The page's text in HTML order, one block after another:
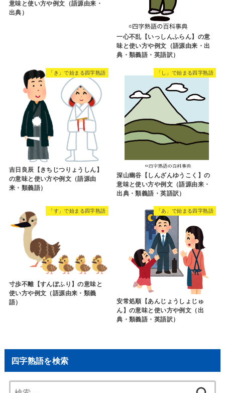
意味と使い方や例文（語源由来・
出典）
一心不乱【いっしんふらん】の意
味と使い方や例文（語源由来・出
典・類義語・英語訳）
「き」で始まる四字熟語
吉日良辰【きちじつりょうしん】
の意味と使い方や例文（語源由
来・類義語）
「し」で始まる四字熟語
深山幽谷【しんざんゆうこく】の
意味と使い方や例文（語源由来・
出典・類義語・英語訳）
「す」で始まる四字熟語
寸歩不離【すんぽふり】の意味と
使い方や例文（語源由来・類義
語）
「あ」で始まる四字熟語
安常処順【あんじょうしょじゅ
ん】の意味と使い方や例文（出
典・類義語・英語訳）
四字熟語を検索